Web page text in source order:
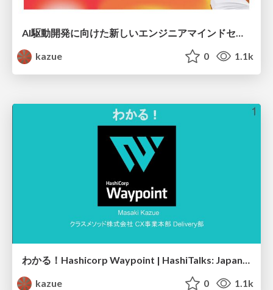
kazue
0 1.1k
わかる！Hashicorp Waypoint | HashiTalks: Japan2023
kazue
0 1.1k